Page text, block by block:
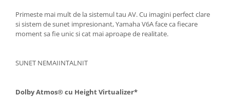
Primeste mai mult de la sistemul tau AV. Cu imagini perfect clare
si sistem de sunet impresionant, Yamaha V6A face ca fiecare
moment sa fie unic si cat mai aproape de realitate.
SUNET NEMAIINTALNIT
Dolby Atmos®cu Height Virtualizer*